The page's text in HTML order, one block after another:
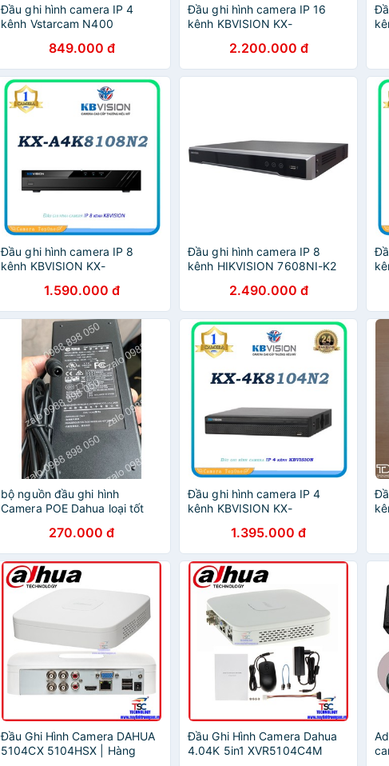
Đầu ghi hình camera IP 4
kênh Vstarcam N400
849.000 đ
Đầu ghi hình camera IP 16
kênh KBVISION KX-
2.200.000 đ
Đầu ghi hình camera IP 8
kênh KBVISION KX-
1.590.000 đ
Đầu ghi hình camera IP 8
kênh HIKVISION 7608NI-K2
2.490.000 đ
bộ nguồn đầu ghi hình
Camera POE Dahua loại tốt
270.000 đ
Đầu ghi hình camera IP 4
kênh KBVISION KX-
1.395.000 đ
Đầu Ghi Hình Camera DAHUA
5104CX 5104HSX | Hàng
Đầu Ghi Hình Camera Dahua
4.04K 5in1 XVR5104C4M